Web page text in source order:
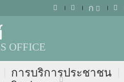
ก
OFFICE
การบริการประชาชน